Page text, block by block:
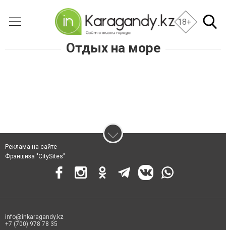
18+
Отдых на море
Реклама на сайте
Франшиза "CitySites"
info@inkaragandy.kz
+7 (700) 978 78 35